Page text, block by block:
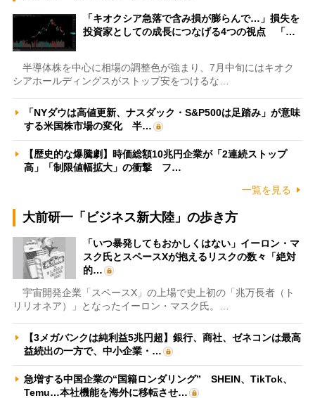
「キオクシア急落で含み損が膨らんで…」損失を
投資家としての成長につなげる4つの視点 「…
半導体株を中心に相場の調整色が強まり、7月中旬にはキオク
シアホールディングスがストップ安をつけるな…
「NYダウは高値更新、ナスダック・S&P500は足踏み」が意味
する米国株市場の変化 半…
【歴史的な爆騰劇】時価総額10兆円企業が「2連続ストップ
高」「制限値幅拡大」の衝撃 フ…
一覧を見る
大前研一「ビジネス新大陸」の歩き方
「いつ暴発してもおかしくはない」イーロン・マ
スク氏とスペースXが抱えるリスクの数々「絶対
的…
宇宙開発企業「スペースX」の上場で史上初の「兆万長者（ト
リリオネア）」となったイーロン・マスク氏。…
【3メガバンクは純利益5兆円超】銀行、商社、ゼネコンは最高
益続出の一方で、中小企業・…
急増する中国企業の“国籍ロンダリング” SHEIN、TikTok、
Temu…本社機能を海外に移転させ…